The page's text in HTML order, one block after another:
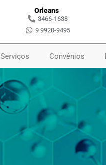
Orleans
3466-1638
9 9920-9495
Serviços Convênios